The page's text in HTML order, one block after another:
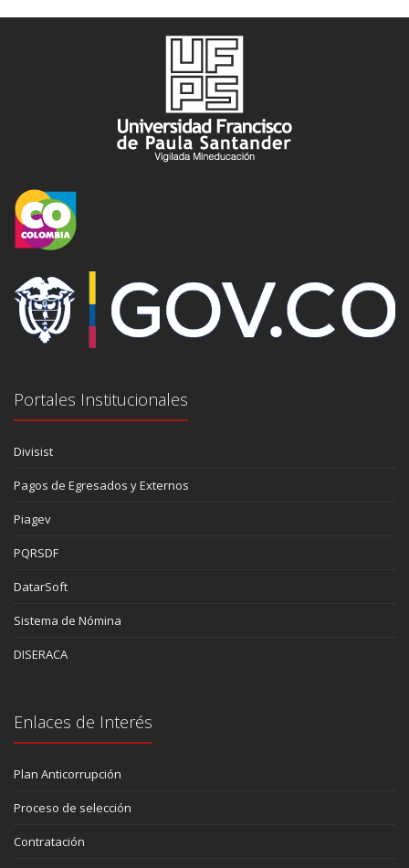
Portales Institucionales
Divisist
Pagos de Egresados y Externos
Piagev
PQRSDF
DatarSoft
Sistema de Nómina
DISERACA
Enlaces de Interés
Plan Anticorrupción
Proceso de selección
Contratación